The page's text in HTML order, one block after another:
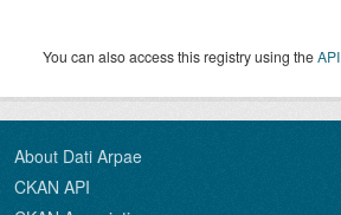
You can also access this registry using theAPI
About Dati Arpae
CKAN API